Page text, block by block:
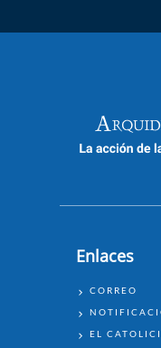
Enlaces
ENLACES
CORREO
EL